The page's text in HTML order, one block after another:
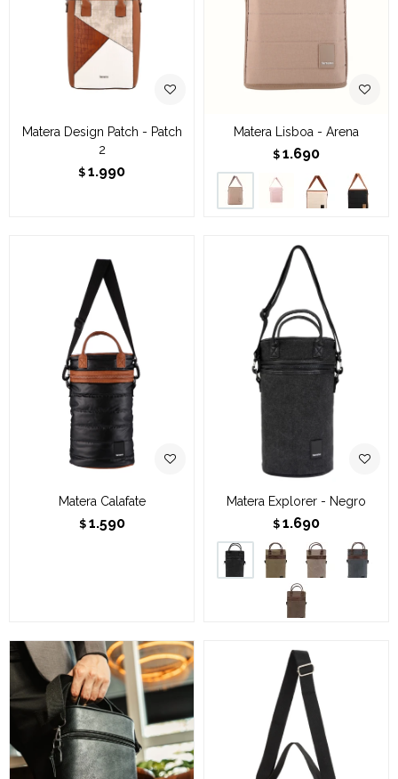
Matera Design Patch - Patch
2
$ 1.990
Matera Lisboa - Arena
$ 1.690
Matera Calafate
$ 1.590
Matera Explorer - Negro
$ 1.690